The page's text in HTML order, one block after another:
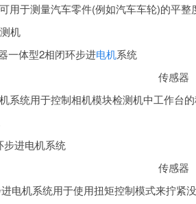
于测量汽车零件(例如汽车车轮)的平整
机
体型2相闭环步进电机系统
统用于控制相机模块检测机中工作台的
进电机系统
机系统用于使用扭矩控制模式来拧紧